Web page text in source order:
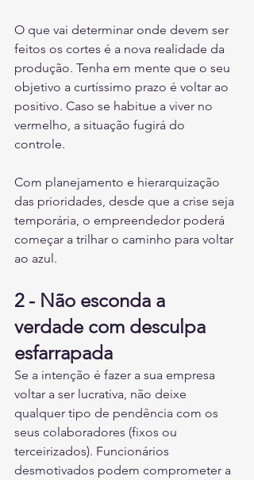
O que vai determinar onde devem ser
feitos os cortes é a nova realidade da
produção. Tenha em mente que o seu
objetivo a curtíssimo prazo é voltar ao
positivo. Caso se habitue a viver no
vermelho, a situação fugirá do
controle.
Com planejamento e hierarquização
das prioridades, desde que a crise seja
temporária, o empreendedor poderá
começar a trilhar o caminho para voltar
ao azul.
2 - Não esconda a
verdade com desculpa
esfarrapada
Se a intenção é fazer a sua empresa
voltar a ser lucrativa, não deixe
qualquer tipo de pendência com os
seus colaboradores (fixos ou
terceirizados). Funcionários
desmotivados podem comprometer a